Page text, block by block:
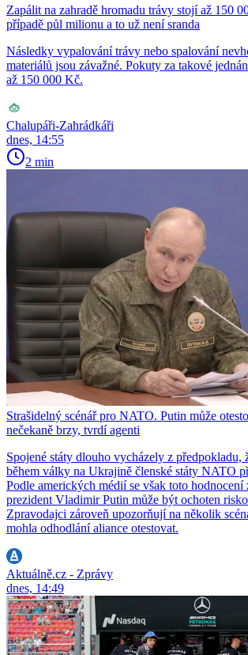
Zapálit na zahradě hromadu trávy stojí až 150
případě půl milionu a to už není sranda
Následky vypalování trávy nebo spalování
materiálů jsou závažné. Pokuty za takové
až 150 000 Kč.
Chalupáři-Zahrádkáři
dnes, 14:55
2 min
Strašidelný scénář pro NATO. Putin může
nečekaně brzy, tvrdí agenti
Spojené státy dlouho vycházely z předpokladu,
během války na Ukrajině členské státy NATO
Podle amerických médií se však toto hodnocení
prezident Vladimir Putin může být ochoten
Zpravodajci zároveň upozorňují na několik
mohla odhodlání aliance otestovat.
Aktuálně.cz - Zprávy
dnes, 14:49